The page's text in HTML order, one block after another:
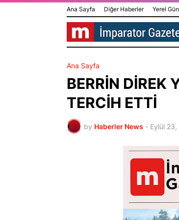
Ana Sayfa Diğer Haberler Yerel
Ana Sayfa
BERRİN DİREK
TERCİH ETTİ
by Haberler News - Eylül